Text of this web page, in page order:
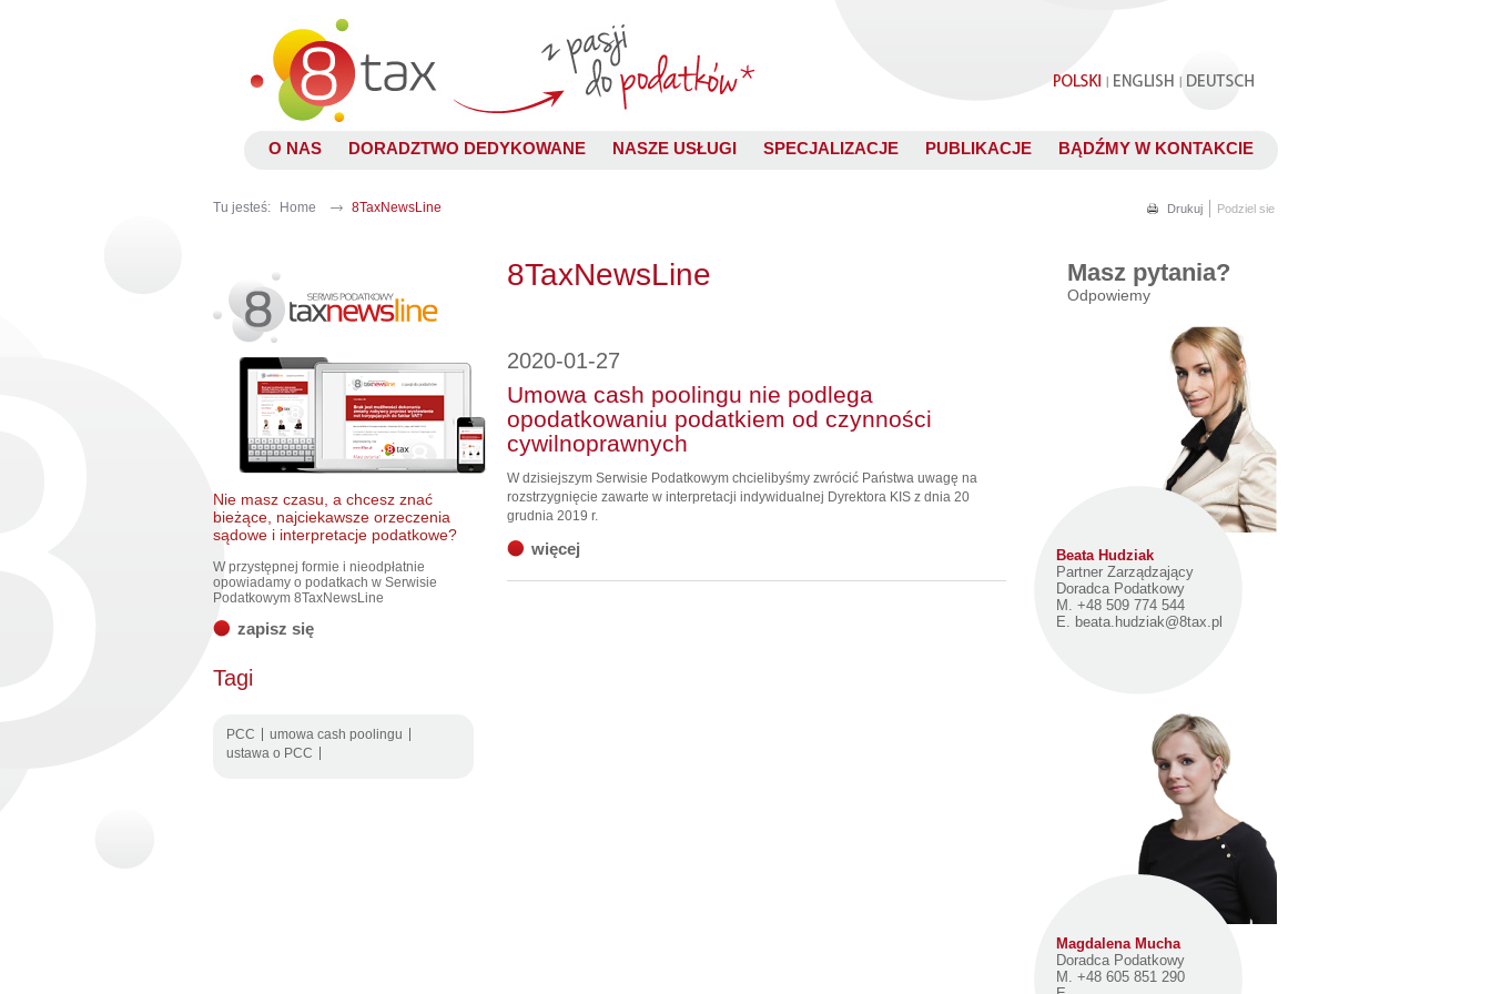
| |
O NAS DORADZTWO DEDYKOWANE NASZE USŁUGI SPECJALIZACJE PUBLIKACJE BĄDŹMY W KONTAKCIE
Drukuj Podziel sie
Tu jesteś: Home 8TaxNewsLine
Nie masz czasu, a chcesz znać
bieżące, najciekawsze orzeczenia
sądowe i interpretacje podatkowe?
W przystępnej formie i nieodpłatnie
opowiadamy o podatkach w Serwisie
Podatkowym 8TaxNewsLine
zapisz się
Tagi
PCC
umowa cash poolingu
ustawa o PCC
8TaxNewsLine
2020-01-27
Umowa cash poolingu nie podlega
opodatkowaniu podatkiem od czynności
cywilnoprawnych
W dzisiejszym Serwisie Podatkowym chcielibyśmy zwrócić Państwa uwagę na
rozstrzygnięcie zawarte w interpretacji indywidualnej Dyrektora KIS z dnia 20
grudnia 2019 r.
więcej
Masz pytania?
Odpowiemy
Beata Hudziak
Partner Zarządzający
Doradca Podatkowy
M. +48 509 774 544
E. beata.hudziak@8tax.pl
Magdalena Mucha
Doradca Podatkowy
M. +48 605 851 290